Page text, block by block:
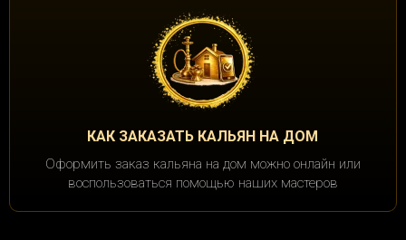
КАК ЗАКАЗАТЬ КАЛЬЯН НА ДОМ
Оформить заказ кальяна на дом можно онлайн или
воспользоваться помощью наших мастеров